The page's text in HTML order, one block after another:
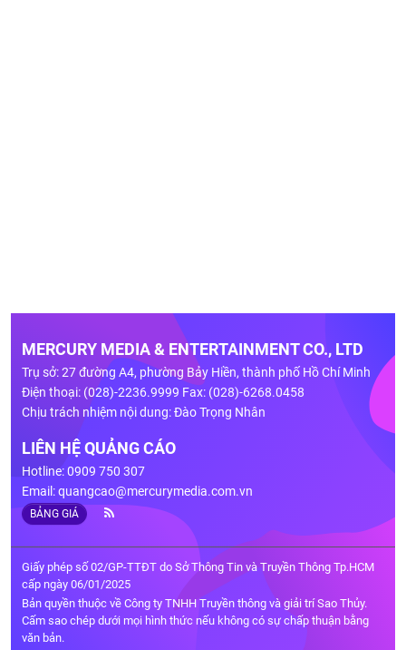
MERCURY MEDIA & ENTERTAINMENT CO., LTD
Trụ sở: 27 đường A4, phường Bảy Hiền, thành phố Hồ Chí Minh
Điện thoại: (028)-2236.9999 Fax: (028)-6268.0458
Chịu trách nhiệm nội dung: Đào Trọng Nhân
LIÊN HỆ QUẢNG CÁO
Hotline: 0909 750 307
Email:quangcao@mercurymedia.com.vn
BẢNG GIÁ
Giấy phép số 02/GP-TTĐT do Sở Thông Tin và Truyền Thông Tp.HCM
cấp ngày 06/01/2025
Bản quyền thuộc về Công ty TNHH Truyền thông và giải trí Sao Thủy.
Cấm sao chép dưới mọi hình thức nếu không có sự chấp thuận bằng
văn bản.